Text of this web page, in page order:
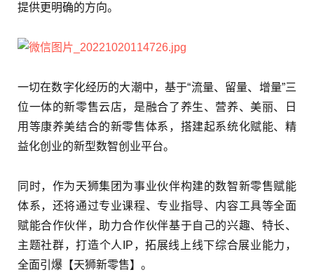
提供更明确的方向。
一切在数字化经历的大潮中，基于“流量、留量、增量”三
位一体的新零售云店，是融合了养生、营养、美丽、日
用等康养美结合的新零售体系，搭建起系统化赋能、精
益化创业的新型数智创业平台。
同时，作为天狮集团为事业伙伴构建的数智新零售赋能
体系，还将通过专业课程、专业指导、内容工具等全面
赋能合作伙伴，助力合作伙伴基于自己的兴趣、特长、
主题社群，打造个人IP，拓展线上线下综合展业能力，
全面引爆【天狮新零售】。